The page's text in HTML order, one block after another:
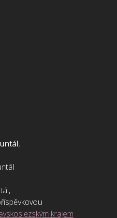
,
krajem